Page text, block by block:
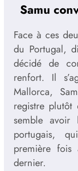
Samu
Face à ces
du Portugal,
décidé de
renfort. Il
Mallorca,
registre
semble avoir
portugais,
première fois
dernier.